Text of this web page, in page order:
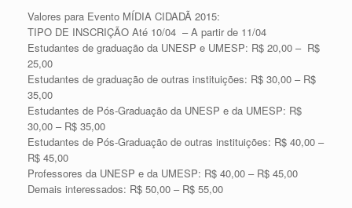
Valores para Evento MÍDIA CIDADÃ 2015:
TIPO DE INSCRIÇÃO Até 10/04 – A partir de 11/04
Estudantes de graduação da UNESP e UMESP: R$ 20,00 – R$
25,00
Estudantes de graduação de outras instituições: R$ 30,00 – R$
35,00
Estudantes de Pós-Graduação da UNESP e da UMESP: R$
30,00 – R$ 35,00
Estudantes de Pós-Graduação de outras instituições: R$ 40,00 –
R$ 45,00
Professores da UNESP e da UMESP: R$ 40,00 – R$ 45,00
Demais interessados: R$ 50,00 – R$ 55,00